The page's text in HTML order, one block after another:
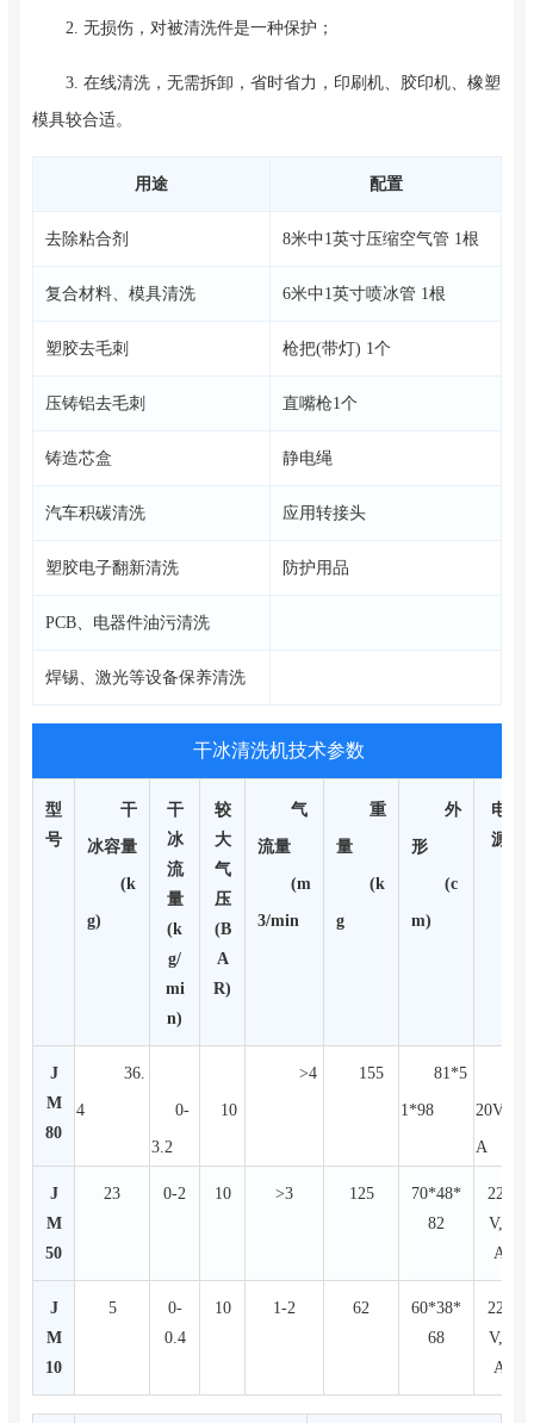
2. 无损伤，对被清洗件是一种保护；
3. 在线清洗，无需拆卸，省时省力，印刷机、胶印机、橡塑
模具较合适。
用途 配置
去除粘合剂 8米中1英寸压缩空气管 1根
复合材料、模具清洗 6米中1英寸喷冰管 1根
塑胶去毛刺 枪把(带灯) 1个
压铸铝去毛刺 直嘴枪1个
铸造芯盒 静电绳
汽车积碳清洗 应用转接头
塑胶电子翻新清洗 防护用品
PCB、电器件油污清洗
焊锡、激光等设备保养清洗
干冰清洗机技术参数
型
号
干
冰容量
(k
g)
干
冰
流
量
(k
g/
mi
n)
较
大
气
压
(B
A
R)
气
流量
(m
3/min
重
量
(k
g
外
形
(c
m)
电
源
J
M
80
36.
4 0-
3.2
10
>4 155 81*5
1*98 20V,3
A
J
M
50
23 0-2 10 >3 125
70*48*
82
220
V,3
A
J
M
10
5
0-
0.4
10 1-2 62
60*38*
68
220
V,3
A